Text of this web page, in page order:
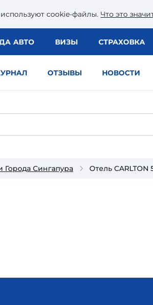
сookie-файлы. Что это
АВТО ВИЗЫ СТРАХОВКА
ОТЗЫВЫ НОВОСТИ
Города Сингапура Отель CARLTON